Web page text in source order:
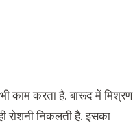
काम करता है. बारूद में मिश्रण
रोशनी निकलती है. इसका